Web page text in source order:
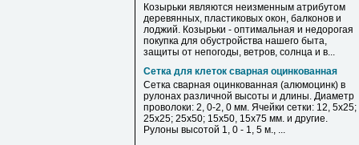
Козырьки являются неизменным атрибутом
деревянных, пластиковых окон, балконов и
лоджий. Козырьки - оптимальная и недорогая
покупка для обустройства нашего быта,
защиты от непогоды, ветров, солнца и в...
Сетка для клеток сварная оцинкованная
Сетка сварная оцинкованная (алюмоцинк) в
рулонах различной высоты и длины. Диаметр
проволоки: 2, 0-2, 0 мм. Ячейки сетки: 12, 5х25;
25х25; 25х50; 15х50, 15х75 мм. и другие.
Рулоны высотой 1, 0 - 1, 5 м., ...